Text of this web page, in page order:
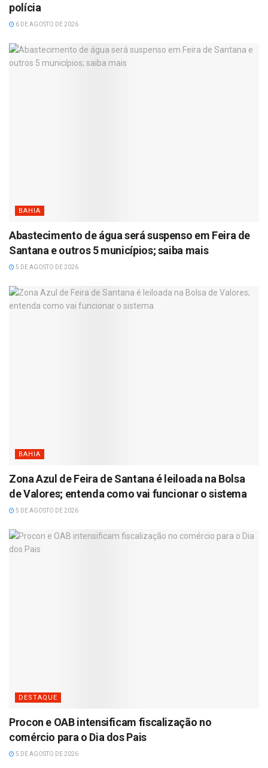
polícia
6 DE AGOSTO DE 2026
BAHIA
Abastecimento de água será suspenso em Feira de
Santana e outros 5 municípios; saiba mais
5 DE AGOSTO DE 2026
BAHIA
Zona Azul de Feira de Santana é leiloada na Bolsa
de Valores; entenda como vai funcionar o sistema
5 DE AGOSTO DE 2026
DESTAQUE
Procon e OAB intensificam fiscalização no
comércio para o Dia dos Pais
5 DE AGOSTO DE 2026